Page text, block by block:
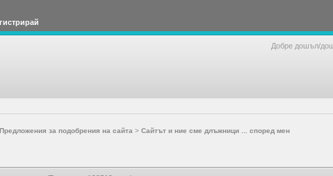
Добре дошъл/
Предложения за подобрения на сайта > Сайтът и ние сме длъжници ... според мен